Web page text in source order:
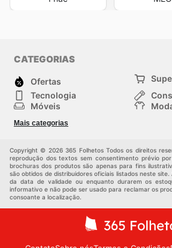
CATEGORIAS
Ofertas
Tecnologia
Móveis
Crianças
Mais categorias
Copyright © 2026 365 Folhetos Todos os direitos
reprodução dos textos sem consentimento prévio
brochuras dos produtos são apenas para fins
são obtidos de distribuidores oficiais listados neste
da data de validade ou enquanto durarem os
informativo e não pode ser usado para reclamar os
consoante a localização.